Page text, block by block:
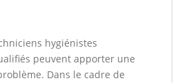
hygiénistes
peuvent apporter une
Dans le cadre de